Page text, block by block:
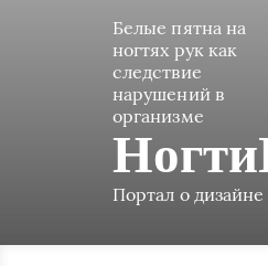
Белые пятна на
ногтях рук как
следствие
нарушений в
организме
Портал о